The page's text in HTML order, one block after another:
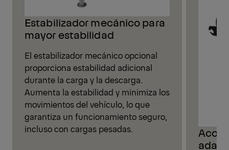
Estabilizador mecánico para
mayor estabilidad
El estabilizador mecánico opcional
proporciona estabilidad adicional
durante la carga y la descarga.
Aumenta la estabilidad y minimiza los
movimientos del vehículo, lo que
garantiza un funcionamiento seguro,
incluso con cargas pesadas.